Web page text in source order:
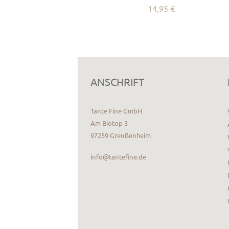
14,95 €
ANSCHRIFT
Tante Fine GmbH
Am Biotop 3
97259 Greußenheim
info@tantefine.de